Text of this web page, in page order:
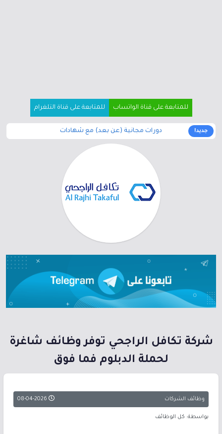
للمتابعة على قناة الواتساب للمتابعة على قناة التلغرام
جديد! دورات مجانية (عن بعد) مع شهادات
شركة تكافل الراجحي توفر وظائف شاغرة
لحملة الدبلوم فما فوق
وظائف الشركات 08-04-2026
بواسطة: كل الوظائف